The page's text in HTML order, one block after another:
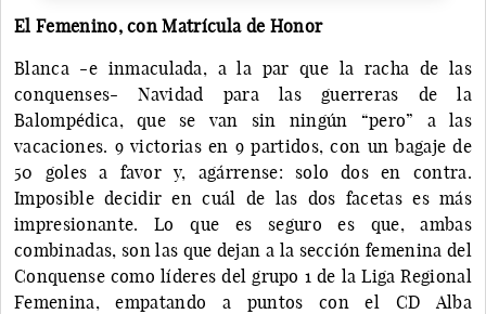
El Femenino, con Matrícula de Honor
Blanca -e inmaculada, a la par que la racha de las
conquenses- Navidad para las guerreras de la
Balompédica, que se van sin ningún “pero” a las
vacaciones. 9 victorias en 9 partidos, con un bagaje de
50 goles a favor y, agárrense: solo dos en contra.
Imposible decidir en cuál de las dos facetas es más
impresionante. Lo que es seguro es que, ambas
combinadas, son las que dejan a la sección femenina del
Conquense como líderes del grupo 1 de la Liga Regional
Femenina, empatando a puntos con el CD Alba